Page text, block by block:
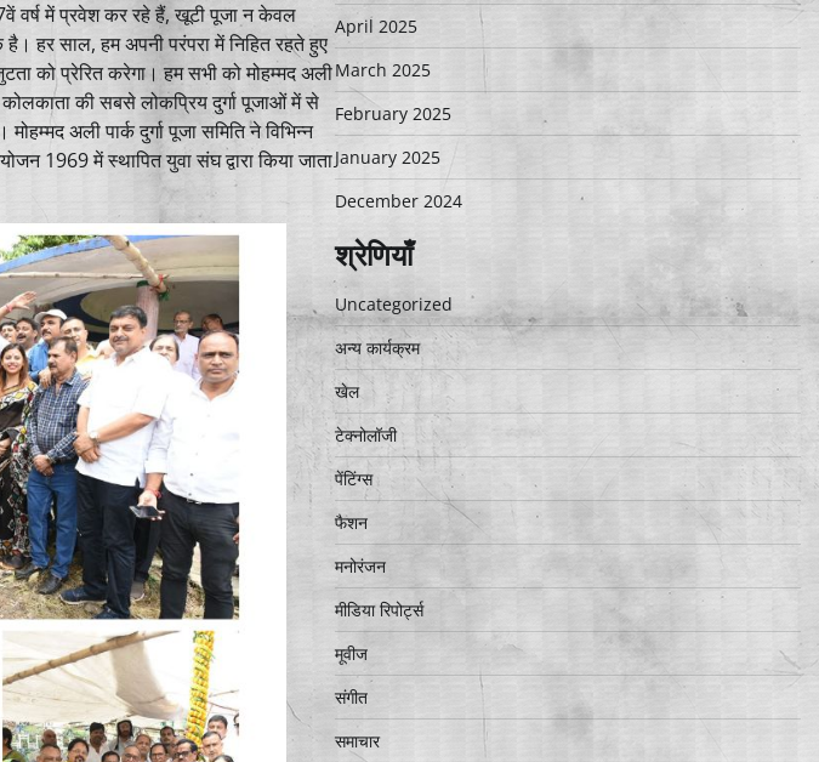
वर्ष में प्रवेश कर रहे हैं, खूटी पूजा न केवल
हर साल, हम अपनी परंपरा में निहित रहते हुए
को प्रेरित करेगा। हम सभी को मोहम्मद अली
कोलकाता की सबसे लोकप्रिय दुर्गा पूजाओं में से
अली पार्क दुर्गा पूजा समिति ने विभिन्न
1969 में स्थापित युवा संघ द्वारा किया जाता
April 2025
March 2025
February 2025
January 2025
December 2024
श्रेणियाँ
Uncategorized
अन्य कार्यक्रम
खेल
टेक्नोलॉजी
पेंटिंग्स
फैशन
मनोरंजन
मीडिया रिपोर्ट्स
मूवीज
संगीत
समाचार